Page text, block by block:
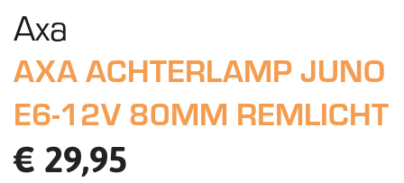
Axa
AXA ACHTERLAMP JUNO
E6-12V 80MM REMLICHT
€ 29,95